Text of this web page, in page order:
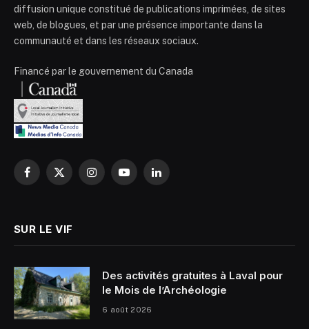
diffusion unique constitué de publications imprimées, de sites
web, de blogues, et par une présence importante dans la
communauté et dans les réseaux sociaux.
Financé par le gouvernement du Canada
Facebook
X
InstagramYouTubeLinkedIn
SUR LE VIF
Des activités gratuites à Laval pour
le Mois de l’Archéologie
6 août 2026